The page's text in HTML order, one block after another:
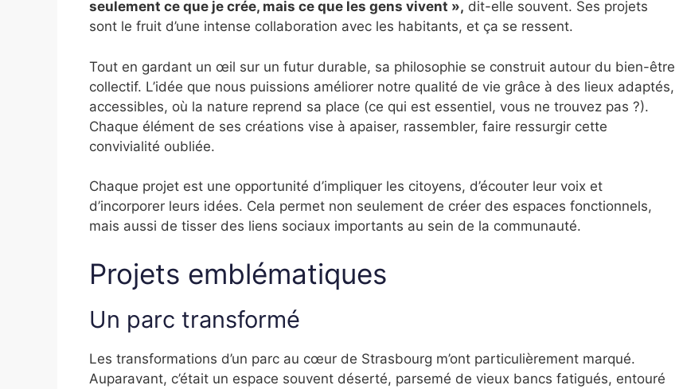
seulement ce que je crée, mais ce que les gens vivent », dit-elle souvent. Ses projets
sont le fruit d’une intense collaboration avec les habitants, et ça se ressent.
Tout en gardant un œil sur un futur durable, sa philosophie se construit autour du bien-être
collectif. L’idée que nous puissions améliorer notre qualité de vie grâce à des lieux adaptés,
accessibles, où la nature reprend sa place (ce qui est essentiel, vous ne trouvez pas ?).
Chaque élément de ses créations vise à apaiser, rassembler, faire ressurgir cette
convivialité oubliée.
Chaque projet est une opportunité d’impliquer les citoyens, d’écouter leur voix et
d’incorporer leurs idées. Cela permet non seulement de créer des espaces fonctionnels,
mais aussi de tisser des liens sociaux importants au sein de la communauté.
Projets emblématiques
Un parc transformé
Les transformations d’un parc au cœur de Strasbourg m’ont particulièrement marqué.
Auparavant, c’était un espace souvent déserté, parsemé de vieux bancs fatigués, entouré